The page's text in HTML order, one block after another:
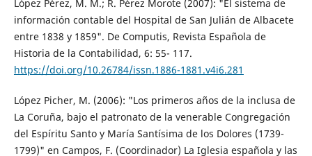
López Pérez, M. M.; R. Pérez Morote (2007): "El sistema de
información contable del Hospital de San Julián de Albacete
entre 1838 y 1859". De Computis, Revista Española de
Historia de la Contabilidad, 6: 55- 117.
https://doi.org/10.26784/issn.1886-1881.v4i6.281
López Picher, M. (2006): "Los primeros años de la inclusa de
La Coruña, bajo el patronato de la venerable Congregación
del Espíritu Santo y María Santísima de los Dolores (1739-
1799)" en Campos, F. (Coordinador) La Iglesia española y las